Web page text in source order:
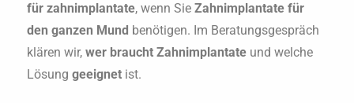
für zahnimplantate, wenn Sie Zahnimplantate für
den ganzen Mund benötigen. Im Beratungsgespräch
klären wir, wer braucht Zahnimplantate und welche
Lösung geeignet ist.